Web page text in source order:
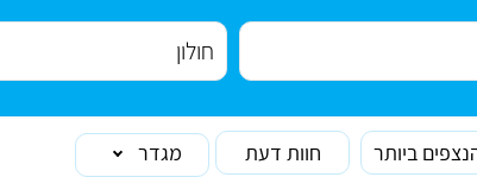
ביותר חוות דעת מגדר